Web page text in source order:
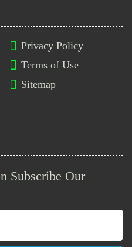
সমাজভিত্তিক মেডিকেল
ও ডেন্টাল ইউনিটে ১২ পদে
বিজ্ঞপ্তি
শিক্ষক ও বিভিন্ন পদে নিয়োগ
Privacy Policy
Terms of Use
Sitemap
Subscribe Our